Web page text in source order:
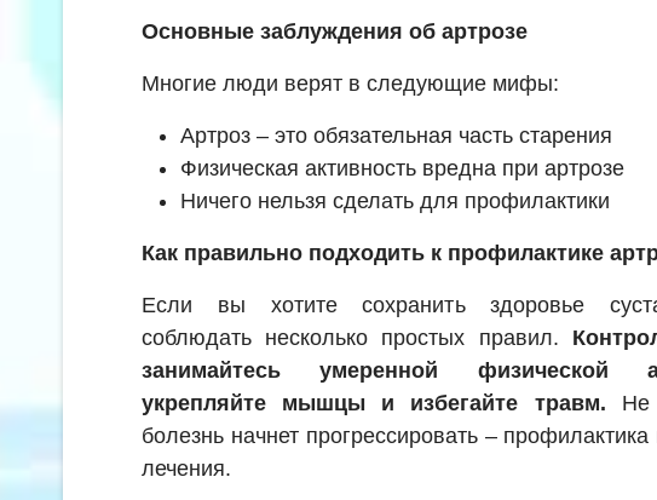
Основные заблуждения об артрозе
Многие люди верят в следующие мифы:
Артроз – это обязательная часть старения
Физическая активность вредна при артрозе
Ничего нельзя сделать для профилактики
Как правильно подходить к профилактике
Если вы хотите сохранить здоровье
соблюдать несколько простых правил.
занимайтесь умеренной физической
укрепляйте мышцы и избегайте травм. Не
болезнь начнет прогрессировать –
лечения.